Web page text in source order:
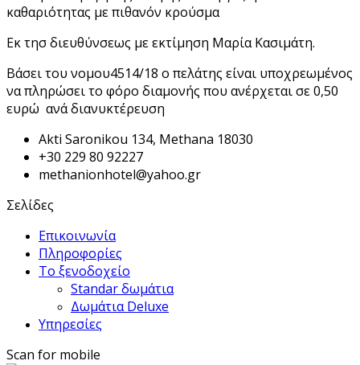
καθαριότητας με πιθανόν κρούσμα
Εκ τησ διευθύνσεως με εκτίμηση Μαρία Κασιμάτη.
Βάσει του νομου4514/18 ο πελάτης είναι υποχρεωμένος
να πληρώσει το φόρο διαμονής που ανέρχεται σε 0,50
ευρώ ανά διανυκτέρευση
Akti Saronikou 134, Methana 18030
+30 229 80 92227
methanionhotel@yahoo.gr
Σελίδες
Επικοινωνία
Πληροφορίες
Το ξενοδοχείο
Standar δωμάτια
Δωμάτια Deluxe
Υπηρεσίες
Scan for mobile